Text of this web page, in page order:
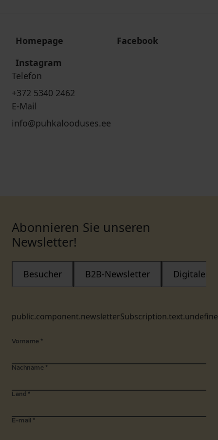
Homepage
Facebook
Instagram
Telefon
+372 5340 2462
E-Mail
info@puhkalooduses.ee
Abonnieren Sie unseren
Newsletter!
Besucher B2B-Newsletter Digitaler
Vorname *
Nachname *
Land *
E-mail *